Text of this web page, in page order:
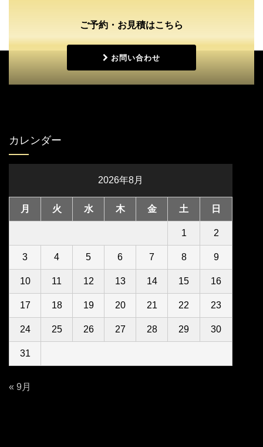
ご予約・お見積はこちら
お問い合わせ
カレンダー
2026年8月
月 火 水 木 金 土 日
1 2
3 4 5 6 7 8 9
10 11 12 13 14 15 16
17 18 19 20 21 22 23
24 25 26 27 28 29 30
31
« 9月